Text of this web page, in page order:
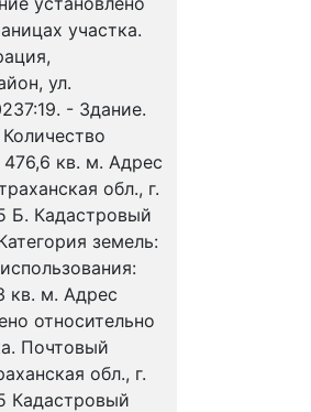
участка.
ул.
- Здание.
кв. м. Адрес
обл., г.
Б. Кадастровый
земель:
кв. м. Адрес
относительно
Почтовый
обл., г.
Кадастровый